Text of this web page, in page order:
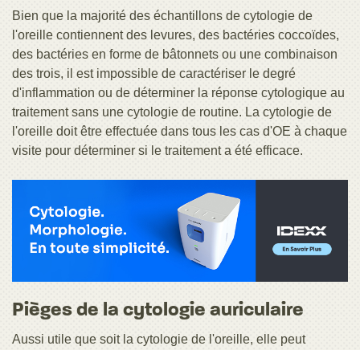
Bien que la majorité des échantillons de cytologie de
l'oreille contiennent des levures, des bactéries coccoïdes,
des bactéries en forme de bâtonnets ou une combinaison
des trois, il est impossible de caractériser le degré
d'inflammation ou de déterminer la réponse cytologique au
traitement sans une cytologie de routine. La cytologie de
l'oreille doit être effectuée dans tous les cas d'OE à chaque
visite pour déterminer si le traitement a été efficace.
Pièges de la cytologie auriculaire
Aussi utile que soit la cytologie de l'oreille, elle peut